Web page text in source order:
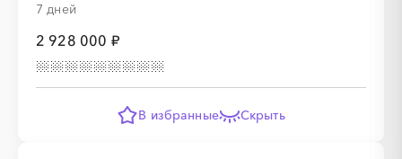
7 дней
2 928 000 ₽
В избранные Скрыть